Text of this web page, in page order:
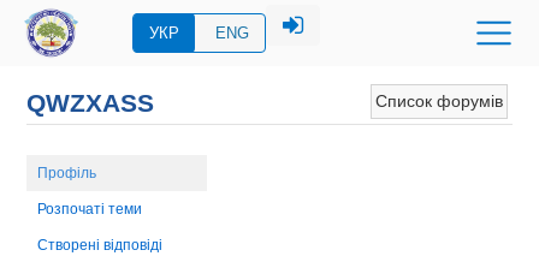
УКР ENG
Список форумів
QWZXASS
Профіль
Розпочаті теми
Створені відповіді